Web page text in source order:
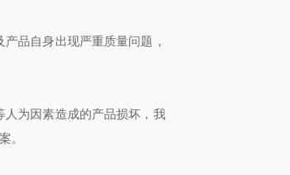
品自身出现严重质量问题，
为因素造成的产品损坏，我
。